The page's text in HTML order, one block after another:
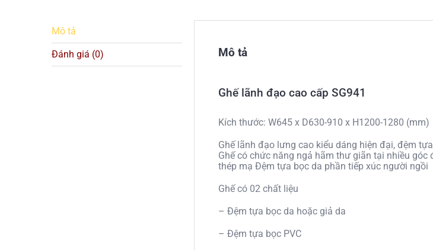
Mô tả
Đánh giá (0) Mô tả
Ghế lãnh đạo cao cấp SG941
Kích thước: W645 x D630-910 x H1200-1280 (mm)
Ghế lãnh đạo lưng cao kiểu dáng hiện đại, đệm
Ghế có chức năng ngả hãm thư giãn tại nhiều
thép mạ Đệm tựa bọc da phần tiếp xúc người ngồi
Ghế có 02 chất liệu
– Đệm tựa bọc da hoặc giả da
– Đệm tựa bọc PVC